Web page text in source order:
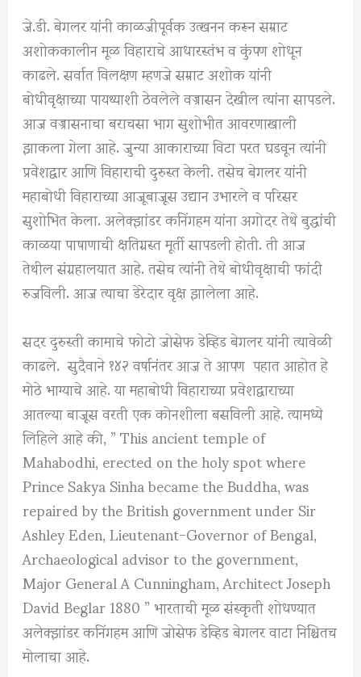
जे.डी. बेगलर यांनी काळजीपूर्वक उत्खनन करून सम्राट
अशोककालीन मूळ विहाराचे आधारस्तंभ व कुंपण शोधून
काढले. सर्वात विलक्षण म्हणजे सम्राट अशोक यांनी
बोधीवृक्षाच्या पायथ्याशी ठेवलेले वज्रासन देखील त्यांना सापडले.
आज वज्रासनाचा बराचसा भाग सुशोभीत आवरणाखाली
झाकला गेला आहे. जुन्या आकाराच्या विटा परत घडवून त्यांनी
प्रवेशद्वार आणि विहाराची दुरुस्त केली. तसेच बेगलर यांनी
महाबोधी विहाराच्या आजूबाजूस उद्यान उभारले व परिसर
सुशोभित केला. अलेक्झांडर कनिंगहम यांना अगोदर तेथे बुद्धांची
काळया पाषाणाची क्षतिग्रस्त मूर्ती सापडली होती. ती आज
तेथील संग्रहालयात आहे. तसेच त्यांनी तेथे बोधीवृक्षाची फांदी
रुजविली. आज त्याचा डेरेदार वृक्ष झालेला आहे.
सदर दुरुस्ती कामाचे फोटो जोसेफ डेव्हिड बेगलर यांनी त्यावेळी
काढले. सुदैवाने १४२ वर्षानंतर आज ते आपण पहात आहोत हे
मोठे भाग्याचे आहे. या महाबोधी विहाराच्या प्रवेशद्वाराच्या
आतल्या बाजूस वरती एक कोनशीला बसविली आहे. त्यामध्ये
लिहिले आहे की, ” This ancient temple of
Mahabodhi, erected on the holy spot where
Prince Sakya Sinha became the Buddha, was
repaired by the British government under Sir
Ashley Eden, Lieutenant-Governor of Bengal,
Archaeological advisor to the government,
Major General A Cunningham, Architect Joseph
David Beglar 1880 ” भारताची मूळ संस्कृती शोधण्यात
अलेक्झांडर कनिंगहम आणि जोसेफ डेव्हिड बेगलर वाटा निश्चितच
मोलाचा आहे.